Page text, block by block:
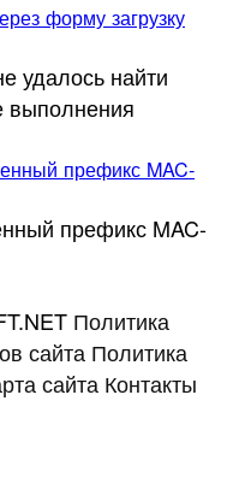
форму загрузку
удалось найти
выполнения
префикс MAC-
префикс MAC-
Политика
сайта Политика
сайта Контакты